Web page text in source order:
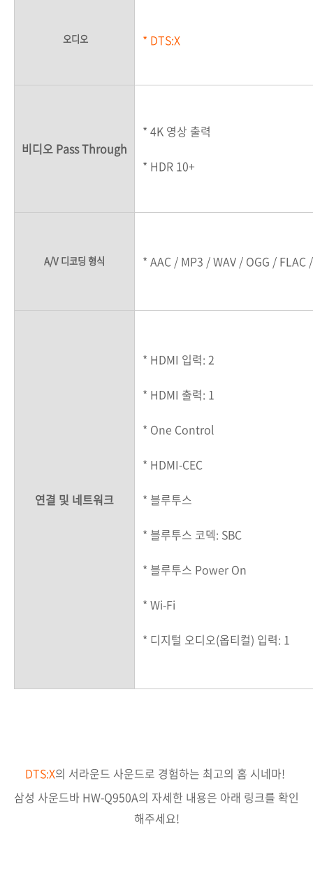
오디오 * DTS:X
비디오 Pass Through
* 4K 영상 출력
* HDR 10+
A/V 디코딩 형식 * AAC / MP3 / WAV / OGG / FLAC
연결 및 네트워크
* HDMI 입력: 2
* HDMI 출력: 1
* One Control
* HDMI-CEC
* 블루투스
* 블루투스 코덱: SBC
* 블루투스 Power On
* Wi-Fi
* 디지털 오디오(옵티컬) 입력: 1
DTS:X의 서라운드 사운드로 경험하는 최고의 홈 시네마!
삼성 사운드바 HW-Q950A의 자세한 내용은 아래 링크를 확인
해주세요!